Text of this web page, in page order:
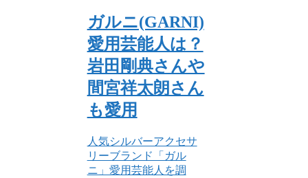
ガルニ(GARNI)
愛用芸能人は？
岩田剛典さんや
間宮祥太朗さん
も愛用
人気シルバーアクセサ
リーブランド「ガル
ニ」愛用芸能人を調